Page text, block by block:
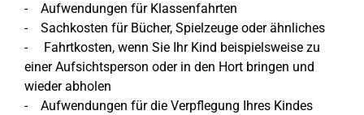
- Aufwendungen für Klassenfahrten
- Sachkosten für Bücher, Spielzeuge oder ähnliches
- Fahrtkosten, wenn Sie Ihr Kind beispielsweise zu
einer Aufsichtsperson oder in den Hort bringen und
wieder abholen
- Aufwendungen für die Verpflegung Ihres Kindes